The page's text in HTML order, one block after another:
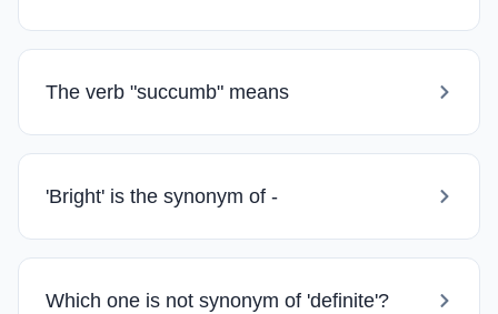
The verb "succumb" means
'Bright' is the synonym of -
Which one is not synonym of 'definite'?